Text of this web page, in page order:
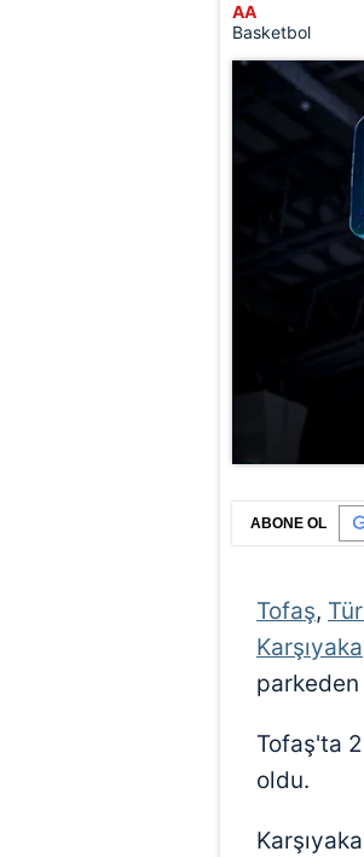
AA
Basketbol
ABONE OL
Tofaş,
Karşıyaka
parkeden
Tofaş'ta
oldu.